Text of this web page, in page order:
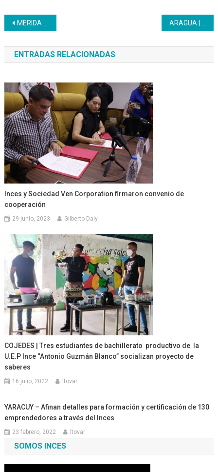
Navegación
de
entradas
MERIDA | Jóvenes culminan Formación Servicios de Vinos ARAGUA | CFS Metalminero Maracay realizó la reparación del Hidroneumático de la Institución
ENTRADAS RELACIONADAS
Inces y Sociedad Ven Corporation firmaron convenio de
cooperación
29 junio, 2023 Gilberto Daly
COJEDES | Tres estudiantes de bachillerato productivo de la
U.E.P Ince “Antonio Guzmán Blanco” socializan proyecto de
saberes
16 julio, 2022 ltovar
YARACUY – Afinan detalles para formación y certificación de 130
emprendedores a través del Inces
23 febrero, 2022 ltovar
SOMOS INCES